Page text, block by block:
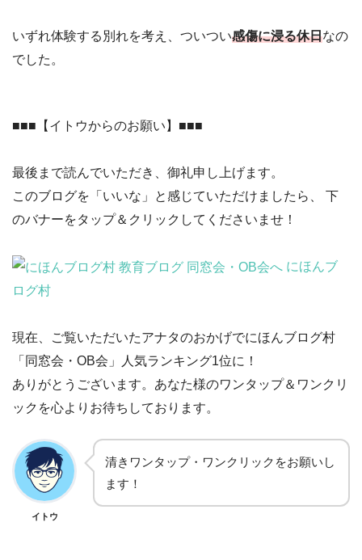
いずれ体験する別れを考え、ついつい感傷に浸る休日なの
でした。
■■■【イトウからのお願い】■■■
最後まで読んでいただき、御礼申し上げます。
このブログを「いいな」と感じていただけましたら、 下
のバナーをタップ＆クリックしてくださいませ！
にほんブ
ログ村
現在、ご覧いただいたアナタのおかげでにほんブログ村
「同窓会・OB会」人気ランキング1位に！
ありがとうございます。あなた様のワンタップ＆ワンクリ
ックを心よりお待ちしております。
イトウ
清きワンタップ・ワンクリックをお願いし
ます！